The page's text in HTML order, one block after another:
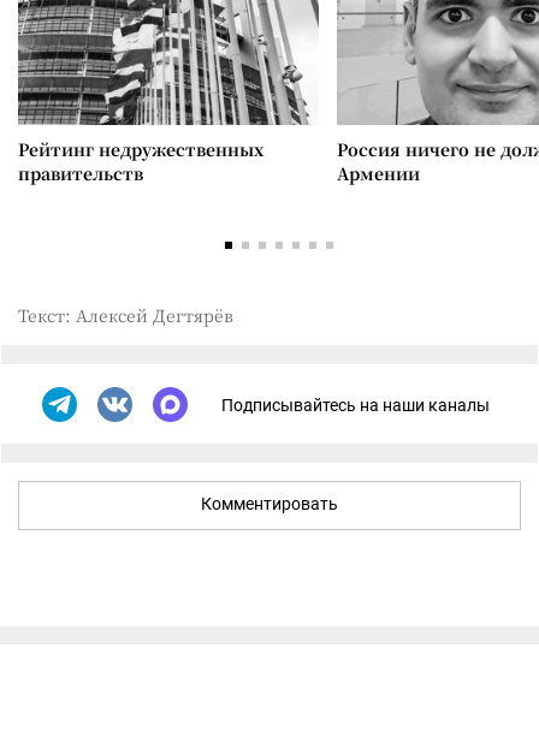
Рейтинг недружественных
правительств
Россия ничего не
Армении
Текст: Алексей Дегтярёв
Подписывайтесь на наши каналы
Комментировать